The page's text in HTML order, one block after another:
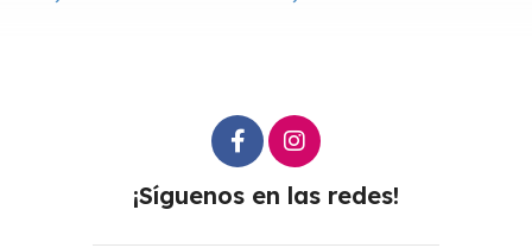
¡Síguenos en las redes!